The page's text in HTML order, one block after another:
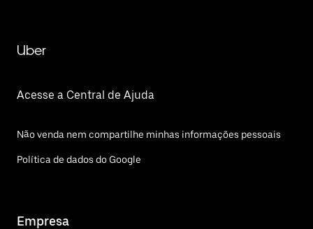
Uber
Acesse a Central de Ajuda
Não venda nem compartilhe minhas informações pessoais
Política de dados do Google
Empresa